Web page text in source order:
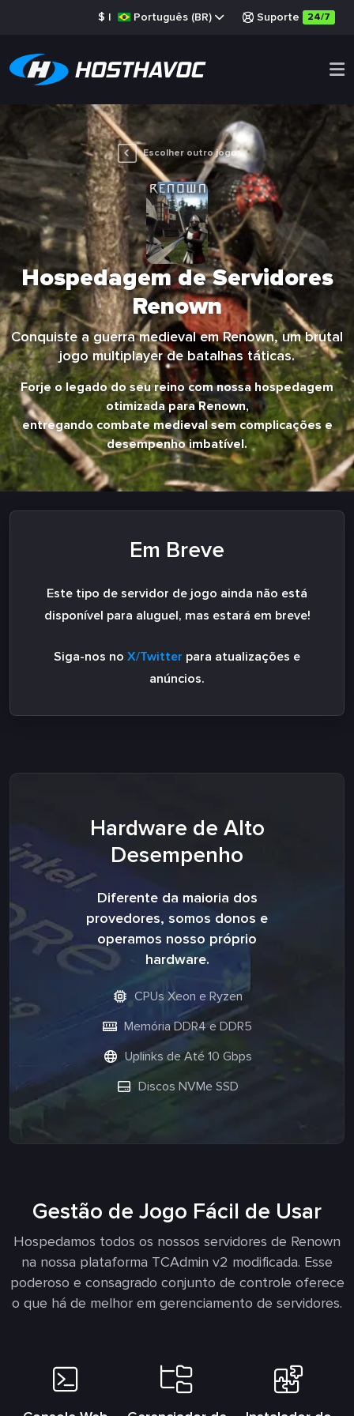
$ | Português (BR) Suporte 24/7
Escolher outro jogo
Hospedagem de Servidores
Renown
Conquiste a guerra medieval em Renown, um brutal
jogo multiplayer de batalhas táticas.
Forje o legado do seu reino com nossa hospedagem
otimizada para Renown,
entregando combate medieval sem complicações e
desempenho imbatível.
Em Breve
Este tipo de servidor de jogo ainda não está
disponível para aluguel, mas estará em breve!
Siga-nos no X/Twitter para atualizações e
anúncios.
Hardware de Alto
Desempenho
Diferente da maioria dos
provedores, somos donos e
operamos nosso próprio
hardware.
CPUs Xeon e Ryzen
Memória DDR4 e DDR5
Uplinks de Até 10 Gbps
Discos NVMe SSD
Gestão de Jogo Fácil de Usar
Hospedamos todos os nossos servidores de Renown
na nossa plataforma TCAdmin v2 modificada. Esse
poderoso e consagrado conjunto de controle oferece
o que há de melhor em gerenciamento de servidores.